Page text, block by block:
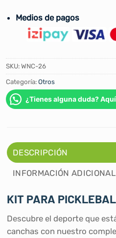
Medios de pagos
SKU:WNC-26
Categoría:Otros
¿Tienes alguna duda?
DESCRIPCIÓN
INFORMACIÓN ADICIONAL
KIT PARA
Descubre el deporte que
canchas con nuestro